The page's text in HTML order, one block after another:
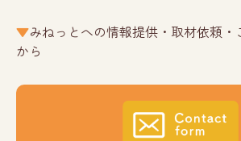
みねっとへの情報提供・取材依頼・
から